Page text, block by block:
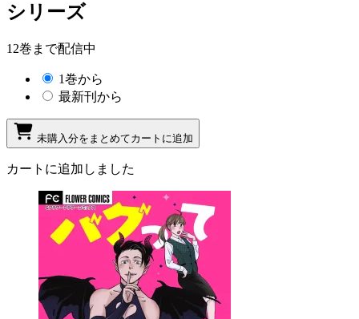
シリーズ
12巻まで配信中
1巻から
最新刊から
未購入分をまとめてカートに追加
カートに追加しました